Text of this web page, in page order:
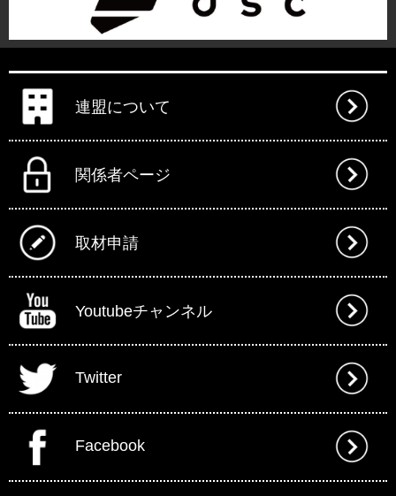
連盟について
関係者ページ
取材申請
Youtubeチャンネル
Twitter
Facebook